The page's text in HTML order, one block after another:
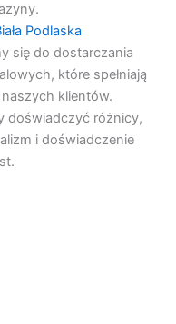
Podlaska
się do dostarczania
które spełniają
klientów.
doświadczyć różnicy,
i doświadczenie